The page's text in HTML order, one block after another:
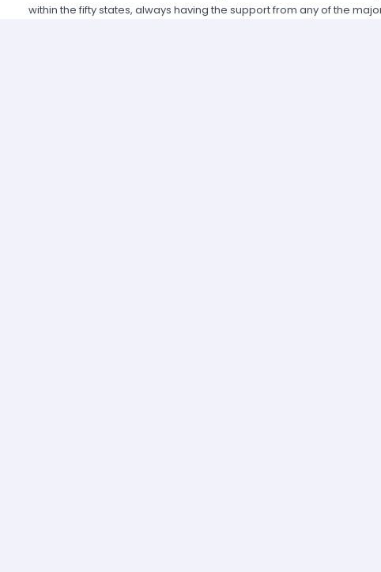
within the fifty states, always having the support from any of the